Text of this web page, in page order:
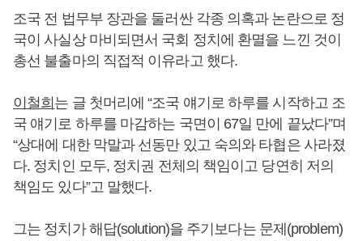
조국 전 법무부 장관을 둘러싼 각종 의혹과 논란으로 정
국이 사실상 마비되면서 국회 정치에 환멸을 느낀 것이
총선 불출마의 직접적 이유라고 했다.
이철희 는 글 첫머리에 “조국 얘기로 하루를 시작하고 조
국 얘기로 하루를 마감하는 국면이 67일 만에 끝났다”며
“상대에 대한 막말과 선동만 있고 숙의와 타협은 사라졌
다. 정치인 모두, 정치권 전체의 책임이고 당연히 저의
책임도 있다”고 말했다.
그는 정치가 해답(solution)을 주기보다는 문제(problem)